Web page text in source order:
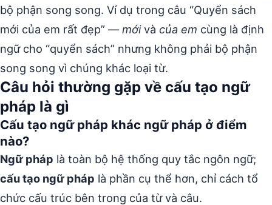
bộ phận song song. Ví dụ trong câu “Quyển sách
mới của em rất đẹp” —mớivà của em cùng là định
ngữ cho “quyển sách” nhưng không phải bộ phận
song song vì chúng khác loại từ.
Câu hỏi thường gặp về cấu tạo ngữ
pháp là gì
Cấu tạo ngữ pháp khác ngữ pháp ở điểm
nào?
Ngữ pháp là toàn bộ hệ thống quy tắc ngôn ngữ;
cấu tạo ngữ pháp là phần cụ thể hơn, chỉ cách tổ
chức cấu trúc bên trong của từ và câu.